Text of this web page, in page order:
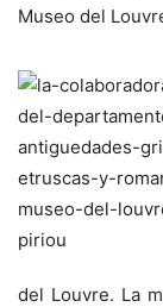
Museo del
del Louvre. La